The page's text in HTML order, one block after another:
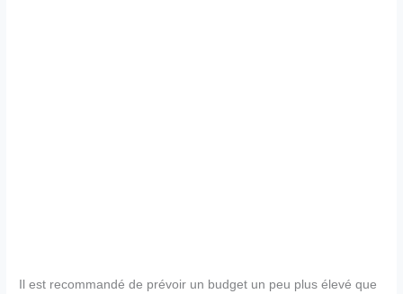
Il est recommandé de prévoir un budget un peu plus élevé que